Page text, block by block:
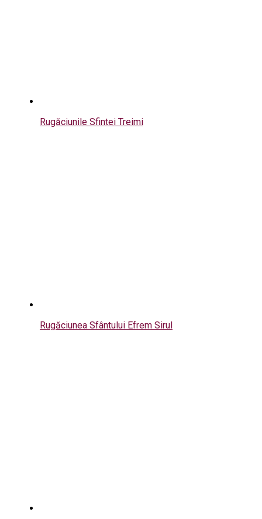
Rugăciunile Sfintei Treimi
Rugăciunea Sfântului Efrem Sirul